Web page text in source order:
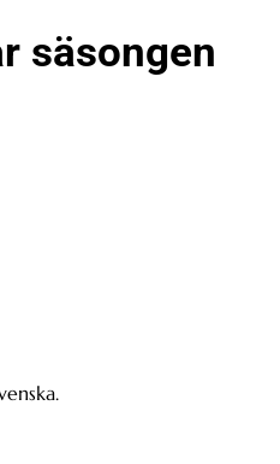
säsongen